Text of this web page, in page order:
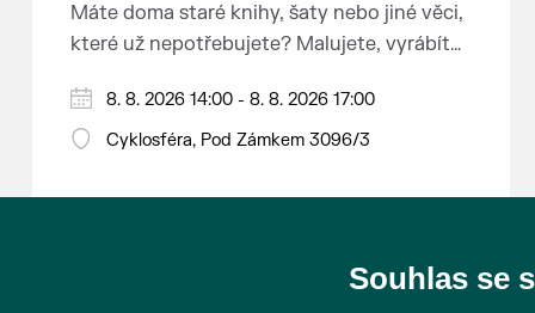
Máte doma staré knihy, šaty nebo jiné věci,
které už nepotřebujete? Malujete, vyrábíte
Chcete se zbavit staré sbírky, která
zbytečně leží na půdě? Překáží vám ve
Anebo byste rádi našli poklady za pár
Prodejce prosíme tradičně o příchod 30
8. 8. 2026 14:00 - 8. 8. 2026 17:00
Cyklosféra, Pod Zámkem 3096/3
Souhlas se